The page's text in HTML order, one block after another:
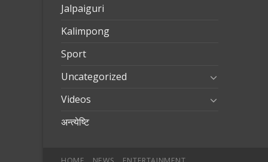
Jalpaiguri
Kalimpong
Sport
Uncategorized
Videos
अन्त्येष्टि